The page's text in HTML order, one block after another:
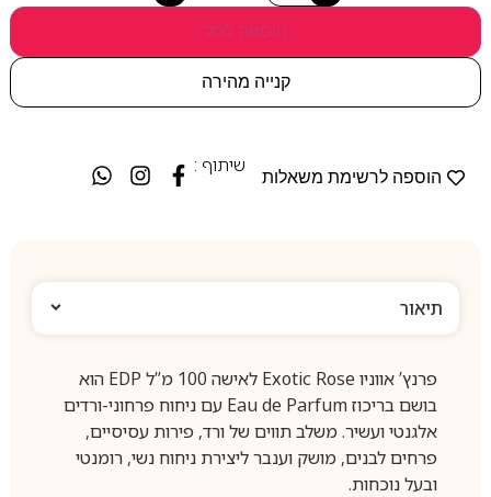
הוספה לסל
קנייה מהירה
הוספה לרשימת משאלות
שיתוף :
תיאור
פרנץ’ אווניו Exotic Rose לאישה 100 מ”ל EDP הוא
בושם בריכוז Eau de Parfum עם ניחוח פרחוני-ורדים
אלגנטי ועשיר. משלב תווים של ורד, פירות עסיסיים,
פרחים לבנים, מושק וענבר ליצירת ניחוח נשי, רומנטי
ובעל נוכחות.